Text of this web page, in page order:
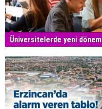
Üniversitelerde yeni dönem